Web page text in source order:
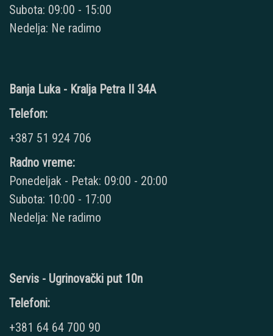
Subota: 09:00 - 15:00
Nedelja: Ne radimo
Banja Luka - Kralja Petra II 34A
Telefon:
+387 51 924 706
Radno vreme:
Ponedeljak - Petak: 09:00 - 20:00
Subota: 10:00 - 17:00
Nedelja: Ne radimo
Servis - Ugrinovački put 10n
Telefoni:
+381 64 64 700 90